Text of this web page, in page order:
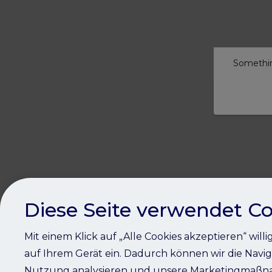
Diese Seite verwendet
Mit einem Klick auf „Alle Cookies akzeptieren“
auf Ihrem Gerät ein. Dadurch können wir die